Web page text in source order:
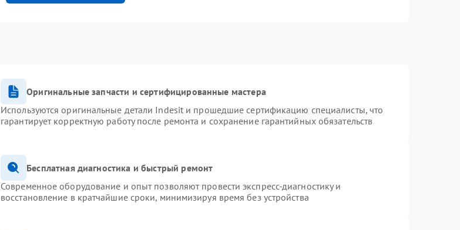
Оригинальные запчасти и сертифицированные мастера
Используются оригинальные детали Indesit и прошедшие сертификацию специалисты, что
гарантирует корректную работу после ремонта и сохранение гарантийных обязательств
Бесплатная диагностика и быстрый ремонт
Современное оборудование и опыт позволяют провести экспресс-диагностику и
восстановление в кратчайшие сроки, минимизируя время без устройства